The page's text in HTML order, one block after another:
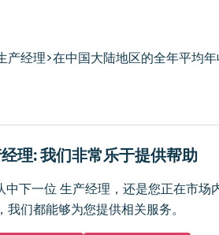
产经理>在中国大陆地区的全年平均
理: 我们非常乐于提供帮助
中下一位 生产经理，还是您正在市场
我们都能够为您提供相关服务。